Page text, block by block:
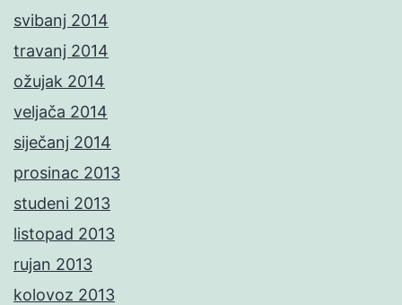
svibanj 2014
travanj 2014
ožujak 2014
veljača 2014
siječanj 2014
prosinac 2013
studeni 2013
listopad 2013
rujan 2013
kolovoz 2013